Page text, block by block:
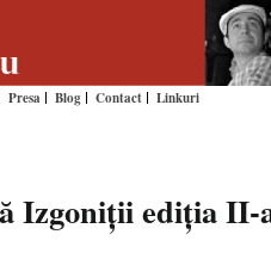
Presa Blog Contact Linkuri
Izgoniții ediția